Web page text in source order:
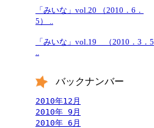
「みいな」vol.20 （2010．6．
5） ..
「みいな」vol.19 （2010．3．5
..
バックナンバー
2010年12月
2010年 9月
2010年 6月